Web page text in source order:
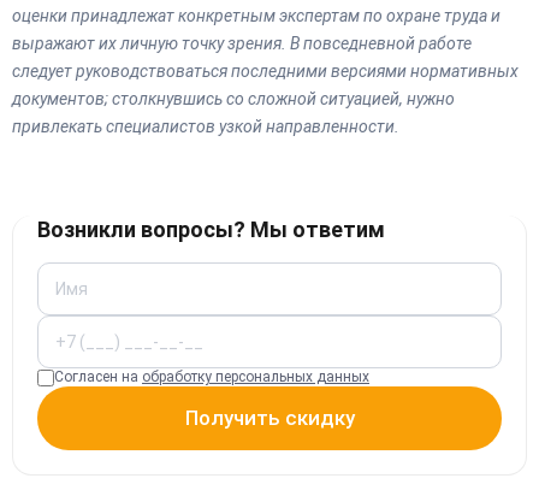
оценки принадлежат конкретным экспертам по охране труда и
выражают их личную точку зрения. В повседневной работе
следует руководствоваться последними версиями нормативных
документов; столкнувшись со сложной ситуацией, нужно
привлекать специалистов узкой направленности.
Возникли вопросы? Мы ответим
Согласен на обработку персональных данных
Получить скидку